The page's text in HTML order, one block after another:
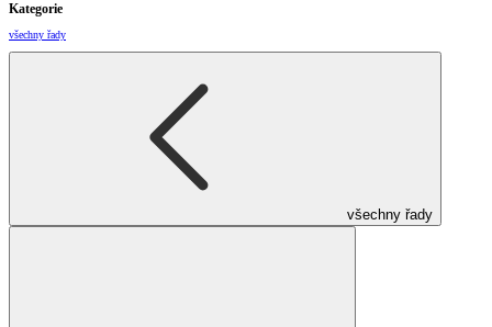
Kategorie
všechny řady
všechny řady